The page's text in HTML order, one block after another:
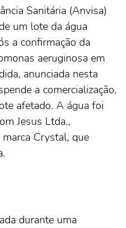
Sanitária (Anvisa)
um lote da água
a confirmação da
aeruginosa em
anunciada nesta
a comercialização,
afetado. A água foi
Jesus Ltda.,
Crystal, que
durante uma